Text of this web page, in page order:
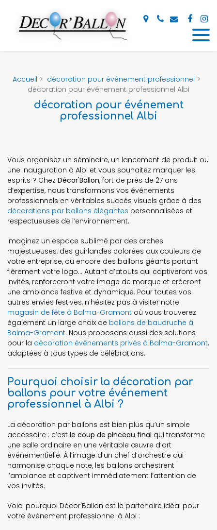
Accueil
décoration pour événement professionnel
décoration pour événement professionnel Albi
décoration pour événement
professionnel Albi
Vous organisez un séminaire, un lancement de produit ou
une inauguration à Albi et vous souhaitez marquer les
esprits ? Chez Décor'Ballon, fort de près de 27 ans
d’expertise, nous transformons vos événements
professionnels en véritables succès visuels grâce à des
décorations par ballons élégantes personnalisées et
respectueuses de l’environnement.
Imaginez un espace sublimé par des arches
majestueuses, des guirlandes colorées aux couleurs de
votre entreprise, ou encore des ballons géants portant
fièrement votre logo… Autant d’atouts qui captiveront vos
invités, renforceront votre image de marque et créeront
une ambiance festive et dynamique. Pour toutes vos
autres envies festives, n’hésitez pas à visiter notre
magasin de fête à Balma-Gramont où vous trouverez
également un large choix de ballons de baudruche à
Balma-Gramont. Nous proposons aussi des solutions
pour la décoration événements privés à Balma-Gramont,
adaptées à tous types de célébrations.
Pourquoi choisir la décoration par
ballons pour votre événement
professionnel à Albi ?
La décoration par ballons est bien plus qu’un simple
accessoire : c’est le coup de pinceau final qui transforme
une salle ordinaire en une véritable œuvre d’art
événementielle. À l’image d’un chef d’orchestre qui
harmonise chaque note, les ballons orchestrent
l’ambiance et captivent immédiatement l’attention de
vos invités.
Voici pourquoi Décor'Ballon est le partenaire idéal pour
votre événement professionnel à Albi :